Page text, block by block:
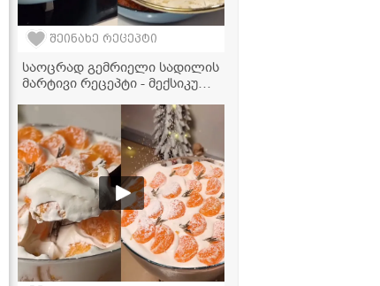
შეინახე რეცეპტი
საოცრად გემრიელი სადილის
მარტივი რეცეპტი - მექსიკური
ყველას შეუყვარდება!